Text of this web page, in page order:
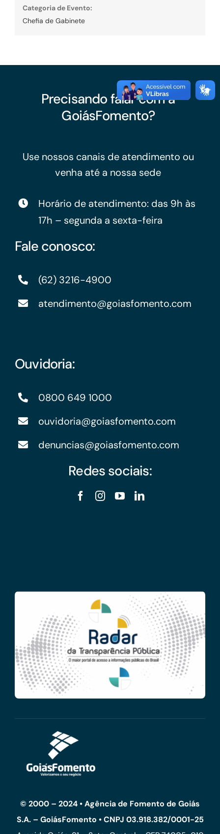
Categoria de Evento:
Chefia de Gabinete
Precisando falar com a
GoiásFomento?
Use nossos canais de atendimento ou
venha até a nossa sede
Horário de atendimento: das 9h às
17h – segunda a sexta-feira
Fale conosco:
(62) 3216-4900
atendimento@goiasfomento.com
Ouvidoria:
0800 649 1000
ouvidoria@goiasfomento.com
denuncias@goiasfomento.com
Redes sociais:
© 2000 – 2024 • Agência de Fomento de Goiás
S.A. – GoiásFomento • CNPJ 03.918.382/0001-25